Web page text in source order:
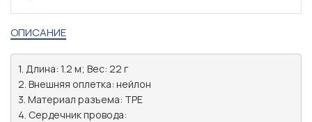
ОПИСАНИЕ
1. Длина: 1.2 м; Вес: 22 г
2. Внешняя оплетка: нейлон
3. Материал разъема: TPE
4. Сердечник провода: